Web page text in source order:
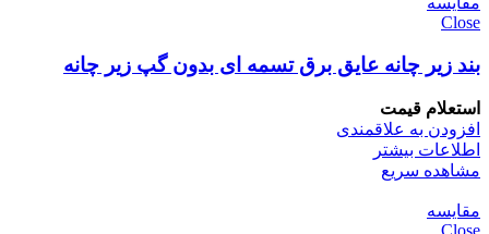
Close
بند زیر چانه عایق برق تسمه ای بدون گپ زیر چانه
استعلام قیمت
افزودن به علاقمندی
اطلاعات بیشتر
مشاهده سریع
مقایسه
Close